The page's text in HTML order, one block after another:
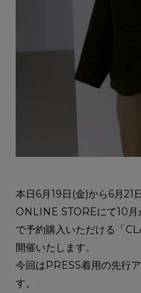
本日6月19日(金)から6月21
ONLINE STOREにて10月
で予約購入いただける「
開催いたします。
今回はPRESS着用の先行
す。